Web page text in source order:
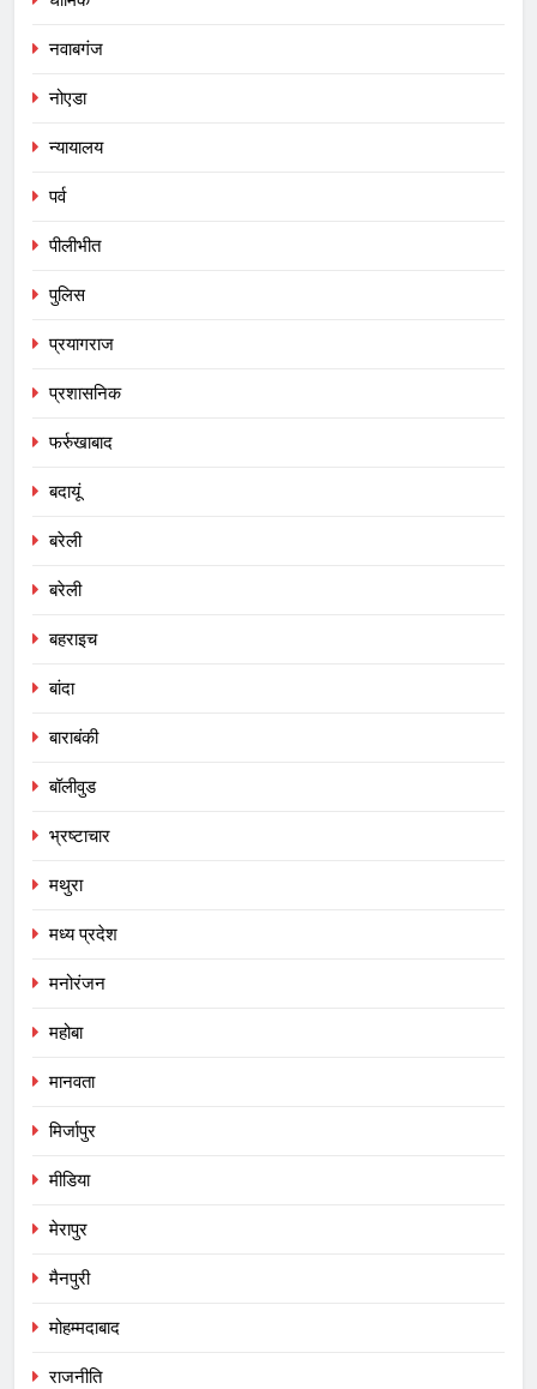
नवाबगंज
नोएडा
न्यायालय
पर्व
पीलीभीत
पुलिस
प्रयागराज
प्रशासनिक
फर्रुखाबाद
बदायूं
बरेली
बरेली
बहराइच
बांदा
बाराबंकी
बॉलीवुड
भ्रष्टाचार
मथुरा
मध्य प्रदेश
मनोरंजन
महोबा
मानवता
मिर्जापुर
मीडिया
मेरापुर
मैनपुरी
मोहम्मदाबाद
राजनीति